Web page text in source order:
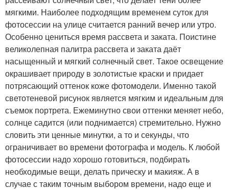
мягкими. Наиболее подходящим временем суток для
фотосессии на улице считается ранний вечер или утро.
Особенно цениться время рассвета и заката. Поистине
великолепная палитра рассвета и заката даёт
насыщенный и мягкий солнечный свет. Такое освещение
окрашивает природу в золотистые краски и придает
потрясающий оттенок коже фотомодели. Именно такой
светотеневой рисунок является мягким и идеальным для
съемок портрета. Ежеминутно свои оттенки меняет небо,
солнце садится (или поднимается) стремительно. Нужно
словить эти ценные минутки, а то и секунды, что
ограничивает во времени фотографа и модель. К любой
фотосессии надо хорошо готовиться, подбирать
необходимые вещи, делать прическу и макияж. А в
случае с таким точным выбором времени, надо еще и